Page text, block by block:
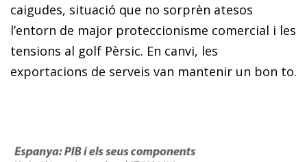
caigudes, situació que no sorprèn atesos
l’entorn de major pro­teccionisme comercial i les
tensions al golf Pèrsic. En canvi, les
exportacions de serveis van mantenir un bon to.